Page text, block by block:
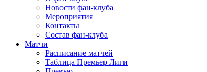
Новости фан-клуба
Мероприятия
Контакты
Состав фан-клуба
Матчи
Расписание матчей
Таблица Премьер Лиги